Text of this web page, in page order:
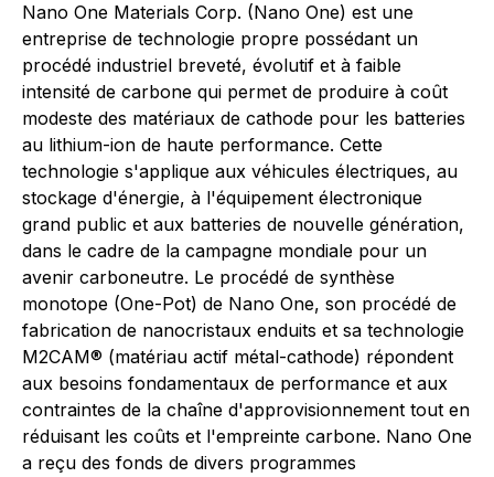
Nano One Materials Corp. (Nano One) est une
entreprise de technologie propre possédant un
procédé industriel breveté, évolutif et à faible
intensité de carbone qui permet de produire à coût
modeste des matériaux de cathode pour les batteries
au lithium-ion de haute performance. Cette
technologie s'applique aux véhicules électriques, au
stockage d'énergie, à l'équipement électronique
grand public et aux batteries de nouvelle génération,
dans le cadre de la campagne mondiale pour un
avenir carboneutre. Le procédé de synthèse
monotope (One-Pot) de Nano One, son procédé de
fabrication de nanocristaux enduits et sa technologie
M2CAM® (matériau actif métal-cathode) répondent
aux besoins fondamentaux de performance et aux
contraintes de la chaîne d'approvisionnement tout en
réduisant les coûts et l'empreinte carbone. Nano One
a reçu des fonds de divers programmes